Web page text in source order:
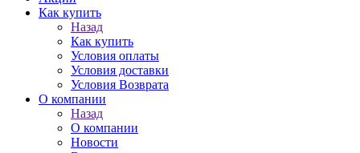
Как купить
Назад
Как купить
Условия оплаты
Условия доставки
Условия Возврата
О компании
Назад
О компании
Новости